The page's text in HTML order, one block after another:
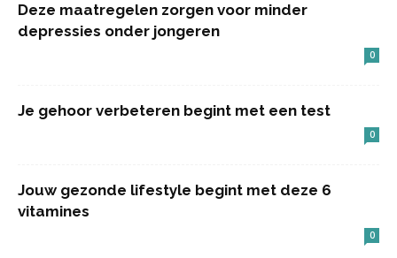
Deze maatregelen zorgen voor minder
depressies onder jongeren
0
Je gehoor verbeteren begint met een test
0
Jouw gezonde lifestyle begint met deze 6
vitamines
0